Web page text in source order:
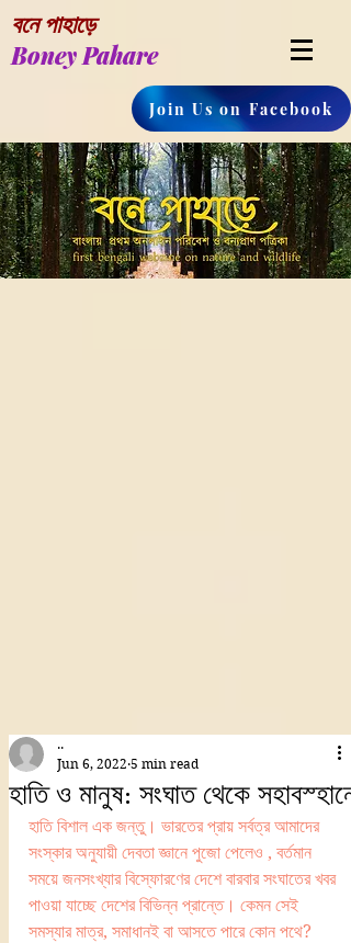
বনে পাহাড়ে
Boney Pahare
Join Us on Facebook
হাতি ও মানুষ: সংঘাত থেকে সহাবস্হানে
..
Jun 6, 2022 5 min read
হাতি বিশাল এক জন্তু। ভারতের প্রায় সর্বত্র আমাদের
সংস্কার অনুযায়ী দেবতা জ্ঞানে পুজো পেলেও , বর্তমান
সময়ে জনসংখ্যার বিস্ফোরণের দেশে বারবার সংঘাতের খবর
পাওয়া যাচ্ছে দেশের বিভিন্ন প্রান্তে। কেমন সেই
সমস্যার মাত্র, সমাধানই বা আসতে পারে কোন পথে?